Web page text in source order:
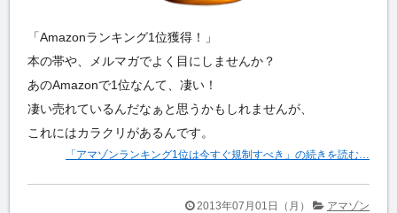
「Amazonランキング1位獲得！」
本の帯や、メルマガでよく目にしませんか？
あのAmazonで1位なんて、凄い！
凄い売れているんだなぁと思うかもしれませんが、
これにはカラクリがあるんです。
「アマゾンランキング1位は今すぐ規制すべき」の続きを読む…
2013年07月01日（月） アマゾン